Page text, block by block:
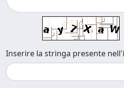
Inserire la stringa presente